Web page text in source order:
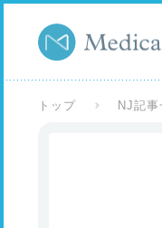
トップ NJ記事